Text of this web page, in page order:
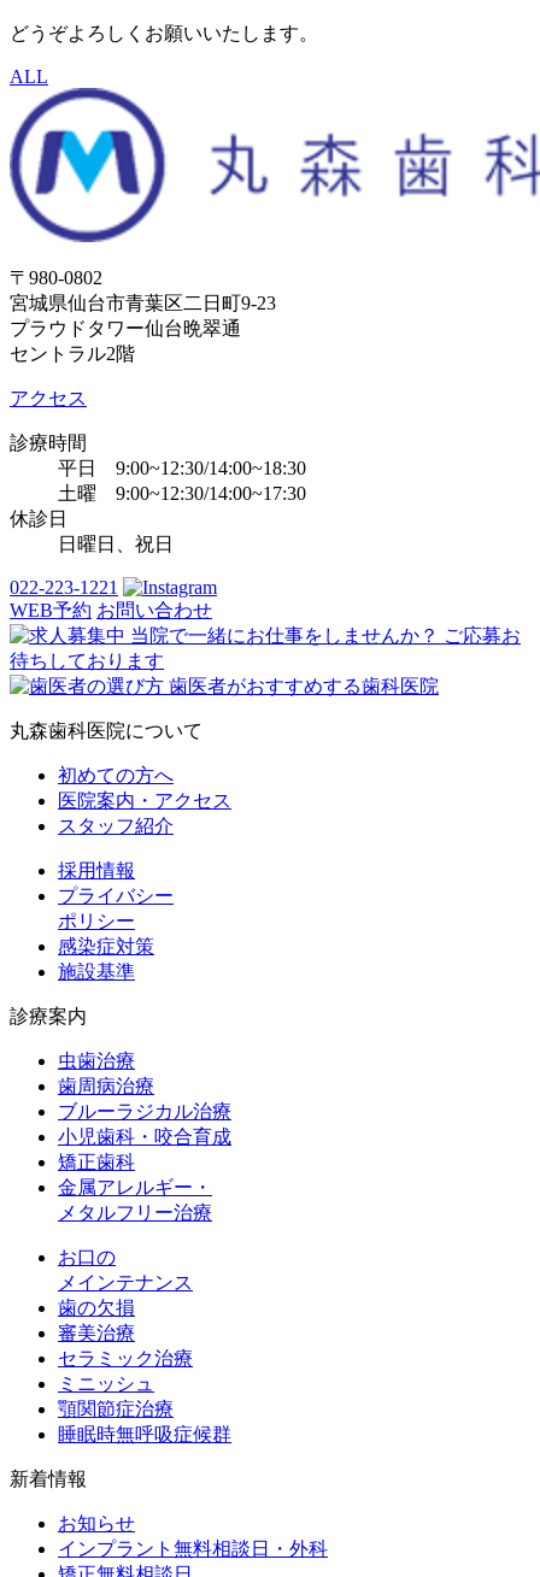
どうぞよろしくお願いいたします。
ALL
〒980-0802
宮城県仙台市青葉区二日町9-23
プラウドタワー仙台晩翠通
セントラル2階
アクセス
診療時間
平日 9:00~12:30/14:00~18:30
土曜 9:00~12:30/14:00~17:30
休診日
日曜日、祝日
022-223-1221
WEB予約 お問い合わせ
丸森歯科医院について
初めての方へ
医院案内・アクセス
スタッフ紹介
採用情報
プライバシー
ポリシー
感染症対策
施設基準
診療案内
虫歯治療
歯周病治療
ブルーラジカル治療
小児歯科・咬合育成
矯正歯科
金属アレルギー・
メタルフリー治療
お口の
メインテナンス
歯の欠損
審美治療
セラミック治療
ミニッシュ
顎関節症治療
睡眠時無呼吸症候群
新着情報
お知らせ
インプラント無料相談日・外科